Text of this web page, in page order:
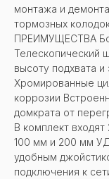
монтажа и
тормозных
ПРЕИМУЩЕСТВА
Телескопический
высоту подхвата
Хромированные
коррозии
домкрата от
В комплект
100 мм и 200 мм
удобным
подключения к